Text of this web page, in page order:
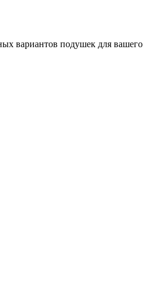
вариантов подушек для вашего